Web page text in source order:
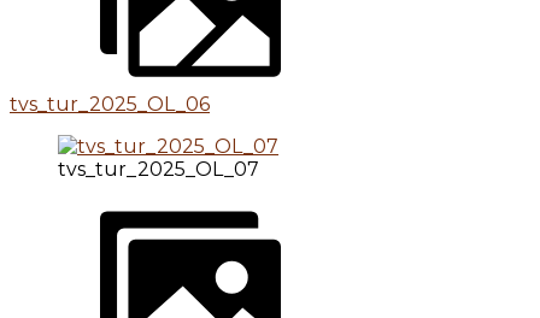
tvs_tur_2025_OL_06
tvs_tur_2025_OL_07